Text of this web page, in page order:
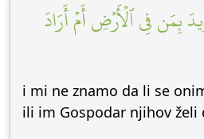
بِمَن فِي ٱلۡأَرۡضِ أَمۡ أَرَادَ
i mi ne znamo da li se
ili im Gospodar njihov želi